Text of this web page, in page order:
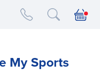
logo
My Sports